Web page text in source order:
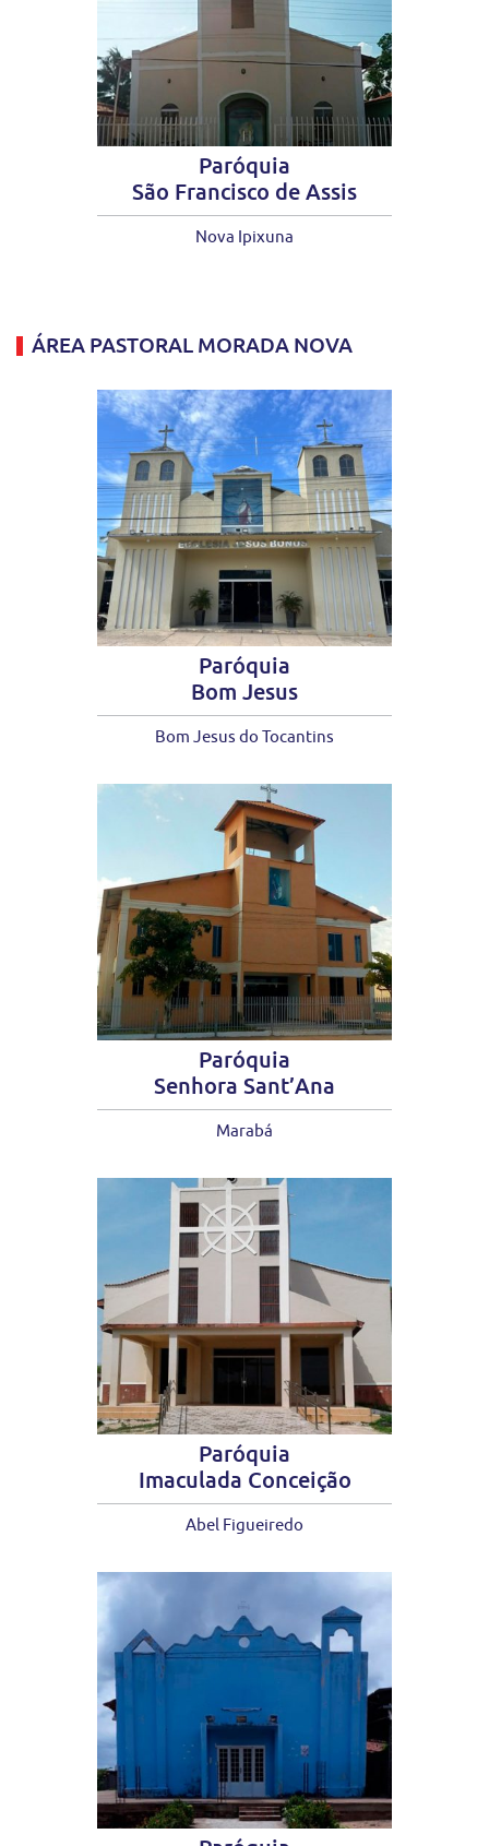
Paróquia
São Francisco de Assis
Nova Ipixuna
ÁREA PASTORAL MORADA NOVA
Paróquia
Bom Jesus
Bom Jesus do Tocantins
Paróquia
Senhora Sant’Ana
Marabá
Paróquia
Imaculada Conceição
Abel Figueiredo